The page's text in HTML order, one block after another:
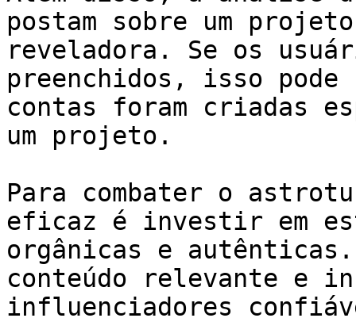
postam sobre um
reveladora. Se os
preenchidos, isso
contas foram criadas
um projeto.
Para combater o
eficaz é investir em
orgânicas e
conteúdo relevante e
influenciadores